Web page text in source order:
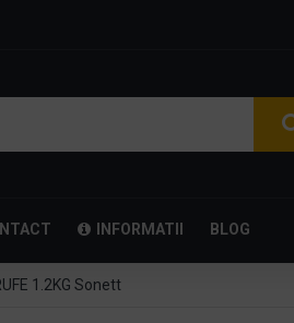
INFORMATII BLOG
1.2KG Sonett